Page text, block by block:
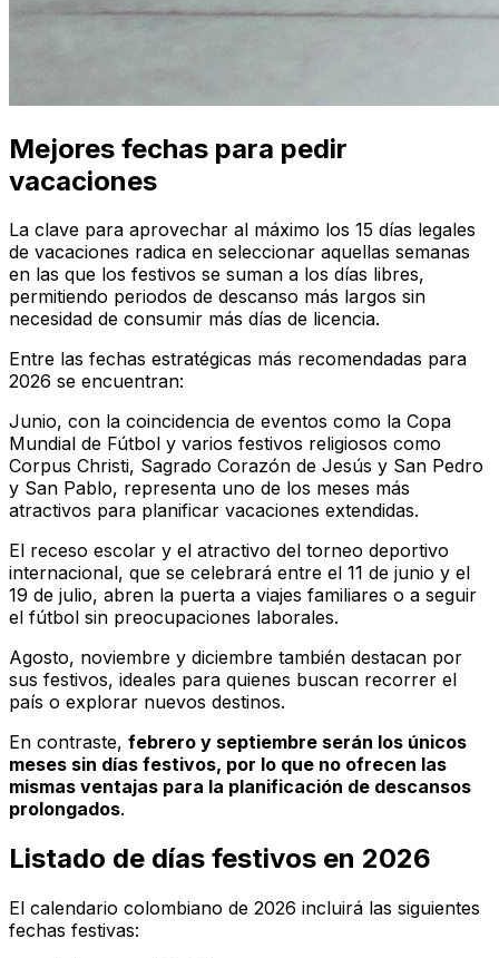
Mejores fechas para pedir
vacaciones
La clave para aprovechar al máximo los 15 días legales
de vacaciones radica en seleccionar aquellas semanas
en las que los festivos se suman a los días libres,
permitiendo periodos de descanso más largos sin
necesidad de consumir más días de licencia.
Entre las fechas estratégicas más recomendadas para
2026 se encuentran:
Junio, con la coincidencia de eventos como la Copa
Mundial de Fútbol y varios festivos religiosos como
Corpus Christi, Sagrado Corazón de Jesús y San Pedro
y San Pablo, representa uno de los meses más
atractivos para planificar vacaciones extendidas.
El receso escolar y el atractivo del torneo deportivo
internacional, que se celebrará entre el 11 de junio y el
19 de julio, abren la puerta a viajes familiares o a seguir
el fútbol sin preocupaciones laborales.
Agosto, noviembre y diciembre también destacan por
sus festivos, ideales para quienes buscan recorrer el
país o explorar nuevos destinos.
En contraste, febrero y septiembre serán los únicos
meses sin días festivos, por lo que no ofrecen las
mismas ventajas para la planificación de descansos
prolongados.
Listado de días festivos en 2026
El calendario colombiano de 2026 incluirá las siguientes
fechas festivas: